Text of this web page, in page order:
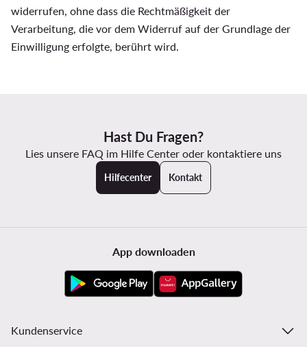
widerrufen, ohne dass die Rechtmäßigkeit der
Verarbeitung, die vor dem Widerruf auf der Grundlage der
Einwilligung erfolgte, berührt wird.
Hast Du Fragen?
Lies unsere FAQ im Hilfe Center oder kontaktiere uns
Hilfecenter Kontakt
App downloaden
Kundenservice